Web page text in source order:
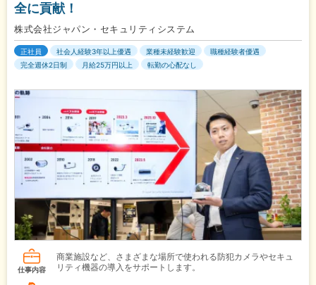
全に貢献！
株式会社ジャパン・セキュリティシステム
正社員 社会人経験3年以上優遇 業種未経験歓迎
職種経験者優遇
完全週休2日制
月給25万円以上 転勤の心配なし
仕事内容
商業施設など、さまざまな場所で使われる防犯カメラやセキュ
リティ機器の導入をサポートします。